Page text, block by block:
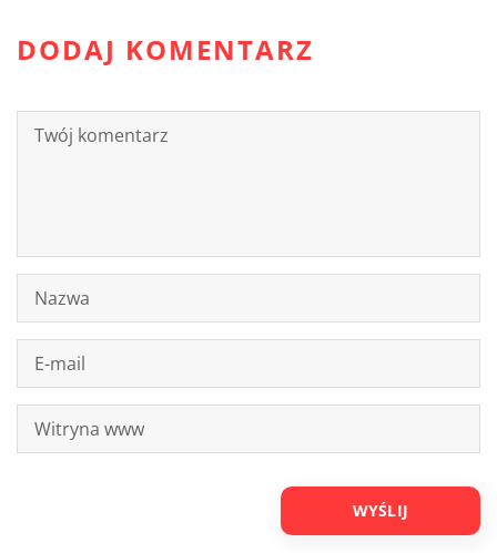
DODAJ KOMENTARZ